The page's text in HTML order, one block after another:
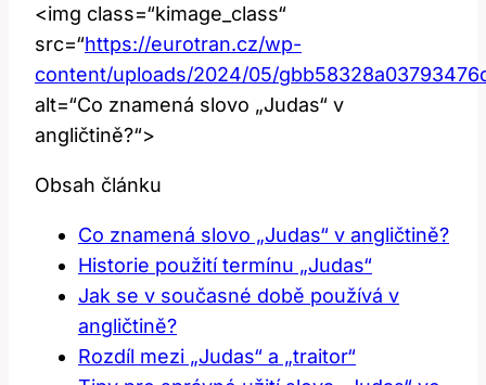
<img class=“kimage_class“
src=“https://eurotran.cz/wp-
content/uploads/2024/05/
alt=“Co znamená slovo „Judas“ v
angličtině?“>
Obsah článku
Co znamená slovo „Judas“ v angličtině?
Historie použití termínu „Judas“
Jak se v současné době používá v
angličtině?
Rozdíl mezi „Judas“ a „traitor“